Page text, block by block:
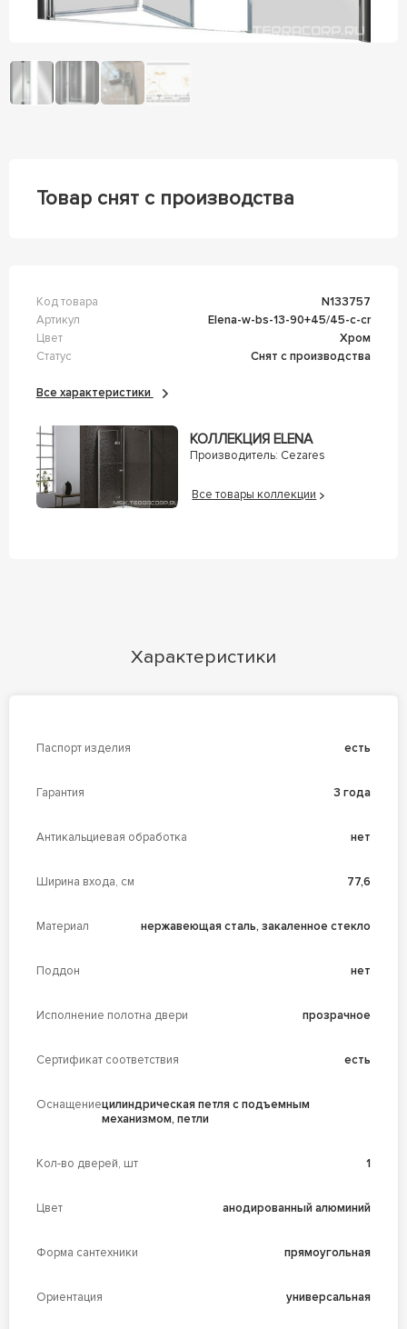
Товар снят с производства
Код товара
n133757
Артикул
elena-w-bs-13-90+45/45-c-cr
Цвет
Хром
Статус
Снят с производства
Все характеристики
КОЛЛЕКЦИЯ ELENA
Производитель: Cezares
Все товары коллекции
Характеристики
Паспорт изделия есть
Гарантия 3 года
Антикальциевая обработка нет
Ширина входа, см 77,6
Материал нержавеющая сталь, закаленное стекло
Поддон нет
Исполнение полотна двери прозрачное
Сертификат соответствия есть
Оснащениецилиндрическая петля с подъемным
механизмом, петли
Кол-во дверей, шт 1
Цвет анодированный алюминий
Форма сантехники прямоугольная
Ориентация универсальная